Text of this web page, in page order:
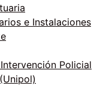
e Instalaciones
Policial